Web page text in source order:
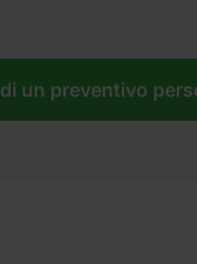
un preventivo